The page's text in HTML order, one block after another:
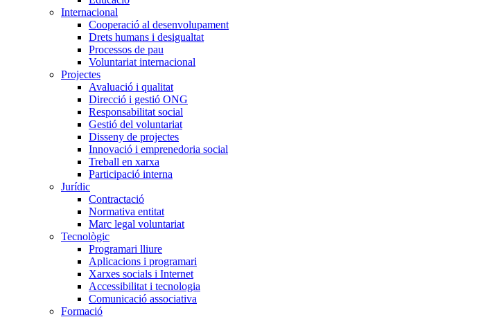
Internacional
Cooperació al desenvolupament
Drets humans i desigualtat
Processos de pau
Voluntariat internacional
Projectes
Avaluació i qualitat
Direcció i gestió ONG
Responsabilitat social
Gestió del voluntariat
Disseny de projectes
Innovació i emprenedoria social
Treball en xarxa
Participació interna
Jurídic
Contractació
Normativa entitat
Marc legal voluntariat
Tecnològic
Programari lliure
Aplicacions i programari
Xarxes socials i Internet
Accessibilitat i tecnologia
Comunicació associativa
Formació